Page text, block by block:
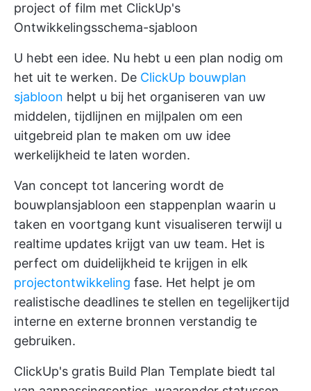
project of film met ClickUp's
Ontwikkelingsschema-sjabloon
U hebt een idee. Nu hebt u een plan nodig om
het uit te werken. De ClickUp bouwplan
sjabloon helpt u bij het organiseren van uw
middelen, tijdlijnen en mijlpalen om een
uitgebreid plan te maken om uw idee
werkelijkheid te laten worden.
Van concept tot lancering wordt de
bouwplansjabloon een stappenplan waarin u
taken en voortgang kunt visualiseren terwijl u
realtime updates krijgt van uw team. Het is
perfect om duidelijkheid te krijgen in elk
projectontwikkeling fase. Het helpt je om
realistische deadlines te stellen en tegelijkertijd
interne en externe bronnen verstandig te
gebruiken.
ClickUp's gratis Build Plan Template biedt tal